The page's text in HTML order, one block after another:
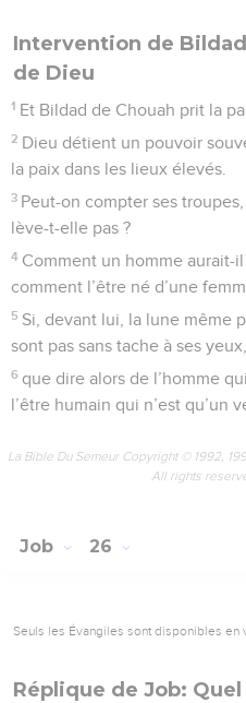
Intervention de
de Dieu
1 Et Bildad de Chouah prit la
2 Dieu détient un pouvoir
la paix dans les lieux élevés.
3 Peut-on compter ses
lève-t-elle pas ?
4 Comment un homme aurait-
comment l’être né d’une
5 Si, devant lui, la lune même
sont pas sans tache à ses yeux,
6 que dire alors de l’homme
l’être humain qui n’est qu’un
La Bible Du Semeur Copyright © 1992,
All rights
Job 26
Seuls les Évangiles sont disponibles en
Réplique de Job: